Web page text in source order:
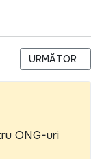
ARTICOLUL
URMĂTOR
ONG-uri